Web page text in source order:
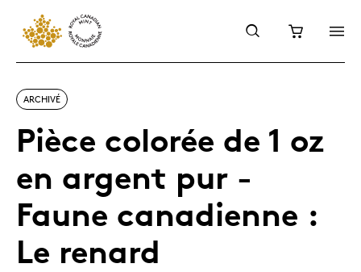
ARCHIVÉ
Pièce colorée de 1 oz
en argent pur -
Faune canadienne :
Le renard